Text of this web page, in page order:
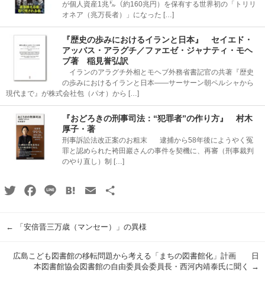
が個人資産1兆㌦（約160兆円）を保有する世界初の「トリリ
オネア（兆万長者）」になった […]
『歴史の歩みにおけるイランと日本』 セイエド・
アッバス・アラグチ／ファエゼ・ジャナティ・モヘ
ブ著 稲見誉弘訳
イランのアラグチ外相とモヘブ外務省書記官の共著『歴史
の歩みにおけるイランと日本――サーサーン朝ペルシャから
現代まで』が株式会社包（パオ）から […]
『おどろきの刑事司法：“犯罪者”の作り方』 村木
厚子・著
刑事訴訟法改正案のお粗末 逮捕から58年後にようやく冤
罪と認められた袴田巖さんの事件を契機に、再審（刑事裁判
のやり直し）制 […]
TwitterFacebook
Line HatenaEmail
← 「安倍晋三万歳（マンセー）」の異様
広島こども図書館の移転問題から考える「まちの図書館化」計画 日
本図書館協会図書館の自由委員会委員長・西河内靖泰氏に聞く
→